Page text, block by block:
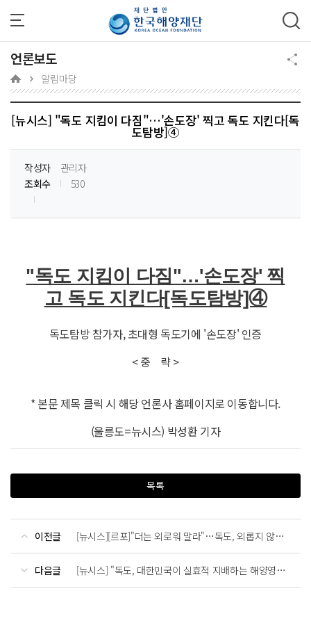
본문 바로가기
주메뉴 바로가기
하단 바로가기
언론보도
알림마당
[뉴시스] "독도 지킴이 다짐"…'손도장' 찍고 독도 지킨다[독
도탐방]④
작성자
관리자
조회수
530
"독도 지킴이 다짐"…'손도장' 찍
고 독도 지킨다[독도탐방]④
독도탐방 참가자, 초대형 독도기에 '손도장' 인증
< 중 략 >
* 본문 제목 클릭 시 해당 언론사 홈페이지로 이동합니다.
(울릉도=뉴시스) 박성환 기자
목록
이전글 [뉴시스][르포]"더는 외로워 말라"…독도, 외롭지 않은 대한민국 해양영토[독도탐방]⑤
다음글 [뉴시스] "독도, 대한민국이 실효적 지배하는 해양영토"[독도탐방]③